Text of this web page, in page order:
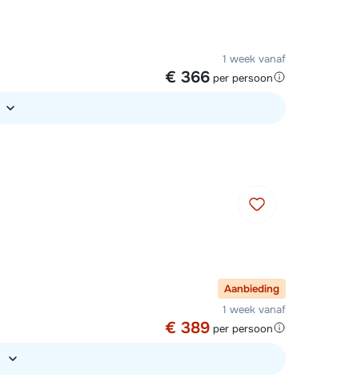
1 week vanaf
€ 366 per persoon
Aanbieding
1 week vanaf
€ 389 per persoon